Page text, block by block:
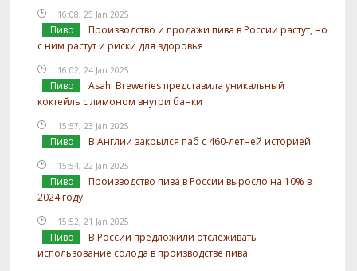
16:08, 25 Jan 2025
Пиво
Производство и продажи пива в России растут, но
с ним растут и риски для здоровья
16:02, 24 Jan 2025
Пиво
Asahi Breweries представила уникальный
коктейль с лимоном внутри банки
15:57, 23 Jan 2025
Пиво В Англии закрылся паб с 460-летней историей
15:54, 22 Jan 2025
Пиво
Производство пива в России выросло на 10% в
2024 году
15:52, 21 Jan 2025
Пиво
В России предложили отслеживать
использование солода в производстве пива